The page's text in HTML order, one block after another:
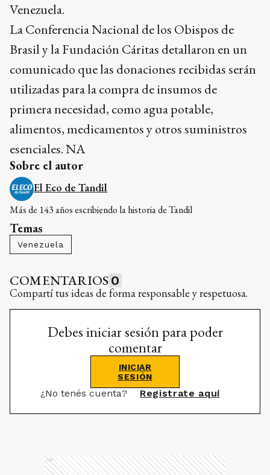
Venezuela.
La Conferencia Nacional de los Obispos de
Brasil y la Fundación Cáritas detallaron en un
comunicado que las donaciones recibidas serán
utilizadas para la compra de insumos de
primera necesidad, como agua potable,
alimentos, medicamentos y otros suministros
esenciales. NA
Sobre el autor
El Eco de Tandil
Más de 143 años escribiendo la historia de Tandil
Temas
Venezuela
COMENTARIOS 0
Compartí tus ideas de forma responsable y respetuosa.
Debes iniciar sesión para poder
comentar
INICIAR
SESIÓN
¿No tenés cuenta? Registrate aquí
Ads